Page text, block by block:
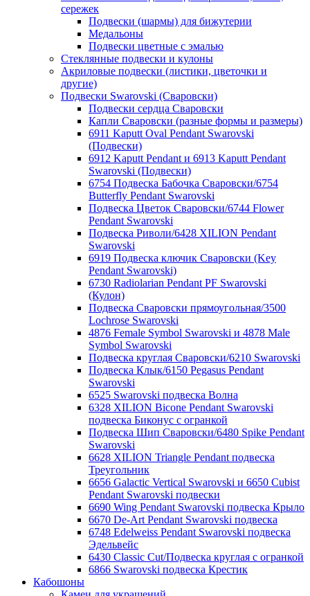
сережек
Подвески (шармы) для бижутерии
Медальоны
Подвески цветные с эмалью
Стеклянные подвески и кулоны
Акриловые подвески (листики, цветочки и
другие)
Подвески Swarovski (Сваровски)
Подвески сердца Сваровски
Капли Сваровски (разные формы и размеры)
6911 Kaputt Oval Pendant Swarovski
(Подвески)
6912 Kaputt Pendant и 6913 Kaputt Pendant
Swarovski (Подвески)
6754 Подвеска Бабочка Сваровски/6754
Butterfly Pendant Swarovski
Подвеска Цветок Сваровски/6744 Flower
Pendant Swarovski
Подвеска Риволи/6428 XILION Pendant
Swarovski
6919 Подвеска ключик Сваровски (Key
Pendant Swarovski)
6730 Radiolarian Pendant PF Swarovski
(Кулон)
Подвеска Сваровски прямоугольная/3500
Lochrose Swarovski
4876 Female Symbol Swarovski и 4878 Male
Symbol Swarovski
Подвеска круглая Сваровски/6210 Swarovski
Подвеска Клык/6150 Pegasus Pendant
Swarovski
6525 Swarovski подвеска Волна
6328 XILION Bicone Pendant Swarovski
подвеска Биконус c огранкой
Подвеска Шип Сваровски/6480 Spike Pendant
Swarovski
6628 XILION Triangle Pendant подвеска
Треугольник
6656 Galactic Vertical Swarovski и 6650 Cubist
Pendant Swarovski подвески
6690 Wing Pendant Swarovski подвеска Крыло
6670 De-Art Pendant Swarovski подвеска
6748 Edelweiss Pendant Swarovski подвеска
Эдельвейс
6430 Classic Cut/Подвеска круглая с огранкой
6866 Swarovski подвеска Крестик
Кабошоны